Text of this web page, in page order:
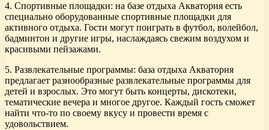
4. Спортивные площадки: на базе отдыха Акватория есть
специально оборудованные спортивные площадки для
активного отдыха. Гости могут поиграть в футбол, волейбол,
бадминтон и другие игры, наслаждаясь свежим воздухом и
красивыми пейзажами.
5. Развлекательные программы: база отдыха Акватория
предлагает разнообразные развлекательные программы для
детей и взрослых. Это могут быть концерты, дискотеки,
тематические вечера и многое другое. Каждый гость сможет
найти что-то по своему вкусу и провести время с
удовольствием.